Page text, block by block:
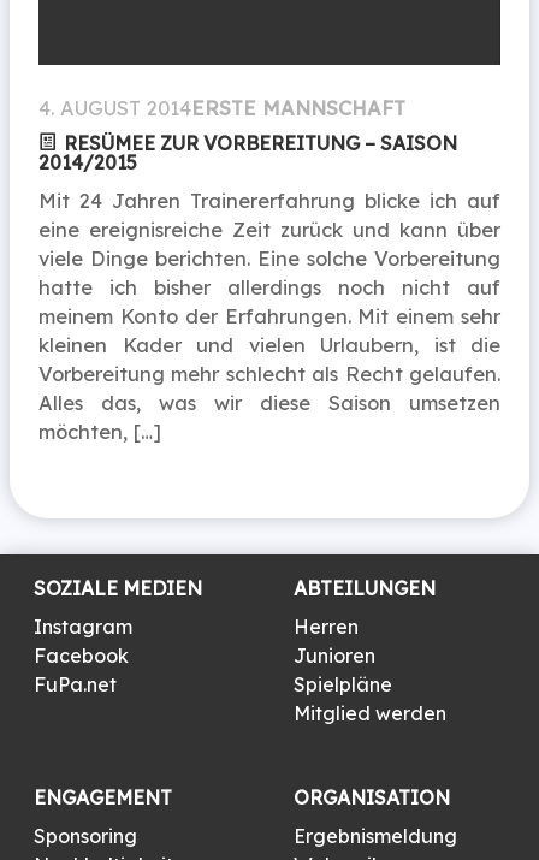
4. AUGUST 2014ERSTE MANNSCHAFT
RESÜMEE ZUR VORBEREITUNG – SAISON
2014/2015
Mit 24 Jahren Trainererfahrung blicke ich auf
eine ereignisreiche Zeit zurück und kann über
viele Dinge berichten. Eine solche Vorbereitung
hatte ich bisher allerdings noch nicht auf
meinem Konto der Erfahrungen. Mit einem sehr
kleinen Kader und vielen Urlaubern, ist die
Vorbereitung mehr schlecht als Recht gelaufen.
Alles das, was wir diese Saison umsetzen
möchten, […]
SOZIALE MEDIEN
Instagram
Facebook
FuPa.net
ABTEILUNGEN
Herren
Junioren
Spielpläne
Mitglied werden
ENGAGEMENT
Sponsoring
ORGANISATION
Ergebnismeldung